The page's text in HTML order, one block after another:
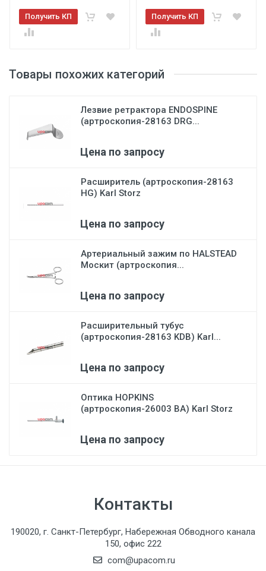
Товары похожих категорий
Лезвие ретрактора ENDOSPINE
(артроскопия-28163 DRG...
Цена по запросу
Расширитель (артроскопия-28163
HG) Karl Storz
Цена по запросу
Артериальный зажим по HALSTEAD
Москит (артроскопия...
Цена по запросу
Расширительный тубус
(артроскопия-28163 KDB) Karl...
Цена по запросу
Оптика HOPKINS
(артроскопия-26003 BA) Karl Storz
Цена по запросу
Получить КП Получить КП
Контакты
190020, г. Санкт-Петербург, Набережная Обводного канала
150, офис 222
com@upacom.ru